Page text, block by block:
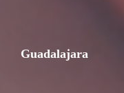
Guadalajara